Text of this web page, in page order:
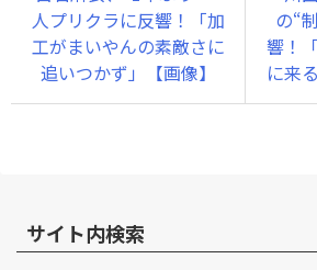
人プリクラに反響！「加
工がまいやんの素敵さに
追いつかず」【画像】
の“
響！
に来
サイト内検索